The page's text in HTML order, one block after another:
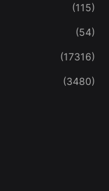
(115)
(54)
(17316)
(3480)